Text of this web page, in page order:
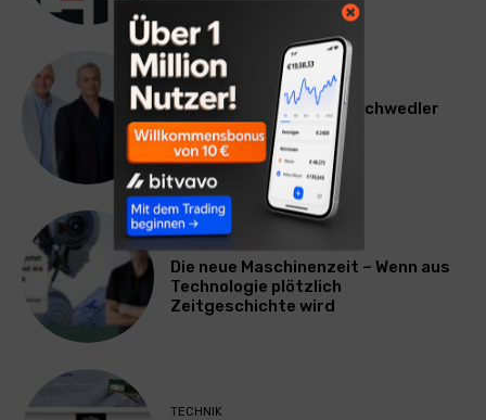
WERBUNG & MARKETING
Willi Arsan & Christoph Schwedler
werden münchen.tv-
Geschäftsführer
TECHNIK
Die neue Maschinenzeit – Wenn aus
Technologie plötzlich
Zeitgeschichte wird
TECHNIK